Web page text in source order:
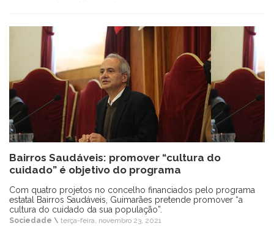
Bairros Saudáveis: promover “cultura do
cuidado” é objetivo do programa
Com quatro projetos no concelho financiados pelo programa
estatal Bairros Saudáveis, Guimarães pretende promover “a
cultura do cuidado da sua população”.
Sociedade \ terça-feira, novembro 23, 2021